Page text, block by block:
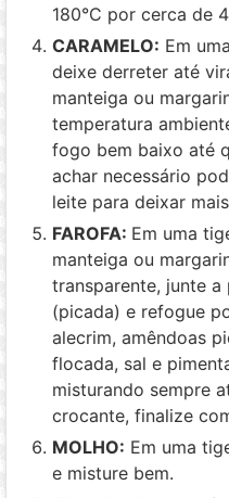
180°C por cerca de
CARAMELO: Em
deixe derreter até
manteiga ou
temperatura
fogo bem baixo até
achar necessário
leite para deixar
FAROFA: Em uma
manteiga ou
transparente, junte a
(picada) e refogue
alecrim, amêndoas
flocada, sal e
misturando sempre
crocante, finalize
MOLHO: Em uma
e misture bem.